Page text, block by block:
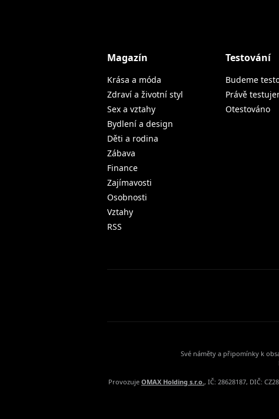
Magazín
Krása a móda
Zdraví a životní styl
Sex a vztahy
Bydlení a design
Děti a rodina
Zábava
Finance
Zajímavosti
Osobnosti
Vztahy
RSS
Testování
Budeme
Právě
Otestováno
Své náměty a připomínky k
Provozuje OMAX Holding s.r.o., IČ: 28628187, DIČ: